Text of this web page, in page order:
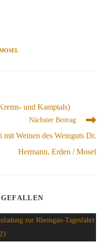
und Kamptals)
Nächster Beitrag
Weinen des Weinguts Dr.
Hermann, Erden / Mosel